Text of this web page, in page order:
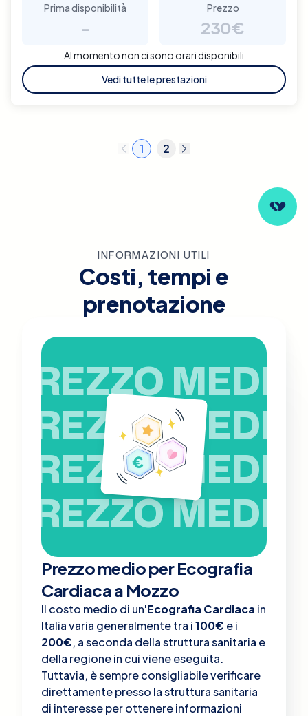
Prima disponibilità
-
Prezzo
230€
Al momento non ci sono orari disponibili
Vedi tutte le prestazioni
1 2
INFORMAZIONI UTILI
Costi, tempi e
prenotazione
PREZZO MEDIO
PREZZO MEDIO
PREZZO MEDIO
PREZZO MEDIO
Prezzo medio per Ecografia
Cardiaca a Mozzo
Il costo medio di un'Ecografia Cardiaca in
Italia varia generalmente tra i100€ e i
200€, a seconda della struttura sanitaria e
della regione in cui viene eseguita.
Tuttavia, è sempre consigliabile verificare
direttamente presso la struttura sanitaria
di interesse per ottenere informazioni